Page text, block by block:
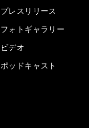
プレスリリース
フォトギャラリー
ビデオ
ポッドキャスト